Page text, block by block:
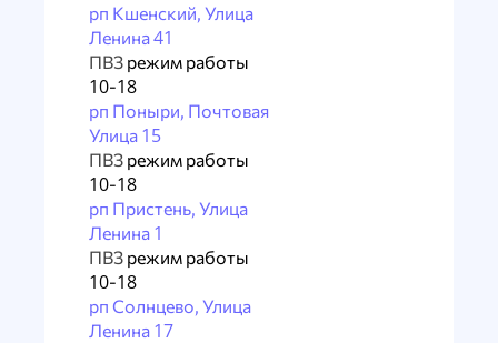
рп Кшенский, Улица
Ленина 41
ПВЗ режим работы
10-18
рп Поныри, Почтовая
Улица 15
ПВЗ режим работы
10-18
рп Пристень, Улица
Ленина 1
ПВЗ режим работы
10-18
рп Солнцево, Улица
Ленина 17